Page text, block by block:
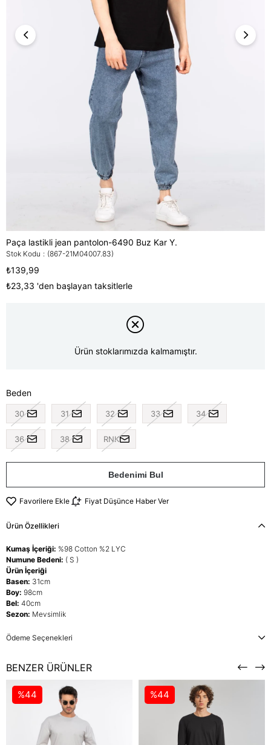
Paça lastikli jean pantolon-6490 Buz Kar Y.
Stok Kodu (867-21M04007.83)
₺139,99
₺23,33 'den başlayan taksitlerle
Ürün stoklarımızda kalmamıştır.
Beden
30 31 32 33 34
36 38 RNK
Bedenimi Bul
Favorilere Ekle Fiyat Düşünce Haber Ver
Ürün Özellikleri
Kumaş İçeriği: %98 Cotton %2 LYC
Numune Bedeni: ( S )
Ürün İçeriği
Basen: 31cm
Boy: 98cm
Bel: 40cm
Sezon: Mevsimlik
Ödeme Seçenekleri
BENZER ÜRÜNLER
%44 %44